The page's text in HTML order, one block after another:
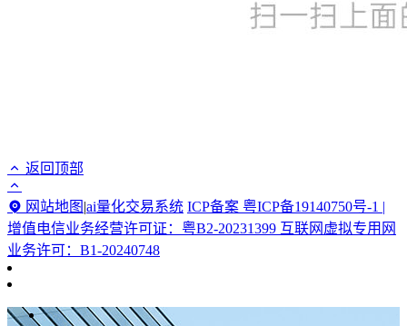
返回顶部
网站地图 |ai量化交易系统 ICP备案 粤ICP备19140750号-1 |
增值电信业务经营许可证：粤B2-20231399 互联网虚拟专用网
业务许可：B1-20240748